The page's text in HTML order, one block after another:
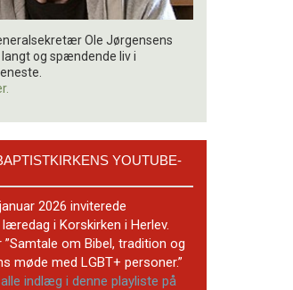
Ole Jørgensens
og spændende liv i
YOUTUBE-
2026 inviterede
i Korskirken i Herlev.
om Bibel, tradition og
møde med LGBT+ personer.”
indlæg i denne playliste på